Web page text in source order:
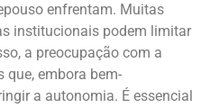
enfrentam. Muitas
institucionais podem limitar
a preocupação com a
que, embora bem-
a autonomia. É essencial